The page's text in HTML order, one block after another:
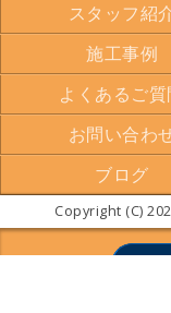
スタッフ紹
施工事例
よくあるご質
お問い合わ
ブログ
Copyright (C)